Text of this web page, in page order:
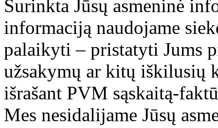
Surinkta Jūsų asmeninė
informaciją naudojame
palaikyti – pristatyti Jums
užsakymų ar kitų iškilusių
išrašant PVM sąskaitą-
Mes nesidalijame Jūsų